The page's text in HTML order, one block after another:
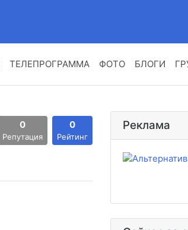
ТЕЛЕПРОГРАММА ФОТО БЛОГИ
0
Репутация
0
Рейтинг
Реклама